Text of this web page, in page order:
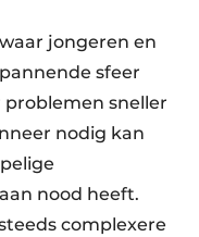
jongeren en
sfeer
sneller
nodig kan
nood heeft.
complexere